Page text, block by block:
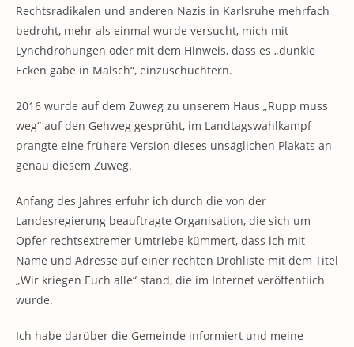
Rechtsradikalen und anderen Nazis in Karlsruhe mehrfach
bedroht, mehr als einmal wurde versucht, mich mit
Lynchdrohungen oder mit dem Hinweis, dass es „dunkle
Ecken gäbe in Malsch“, einzuschüchtern.
2016 wurde auf dem Zuweg zu unserem Haus „Rupp muss
weg“ auf den Gehweg gesprüht, im Landtagswahlkampf
prangte eine frühere Version dieses unsäglichen Plakats an
genau diesem Zuweg.
Anfang des Jahres erfuhr ich durch die von der
Landesregierung beauftragte Organisation, die sich um
Opfer rechtsextremer Umtriebe kümmert, dass ich mit
Name und Adresse auf einer rechten Drohliste mit dem Titel
„Wir kriegen Euch alle“ stand, die im Internet veröffentlich
wurde.
Ich habe darüber die Gemeinde informiert und meine